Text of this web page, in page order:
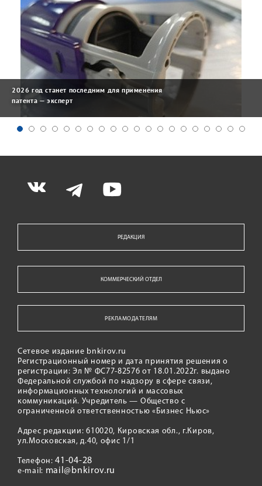
2026 год станет последним для применения
патента — эксперт
РЕДАКЦИЯ
КОММЕРЧЕСКИЙ ОТДЕЛ
РЕКЛАМОДАТЕЛЯМ
Сетевое издание bnkirov.ru
Регистрационный номер и дата принятия решения о
регистрации: Эл № ФС77-82576 от 18.01.2022г. выдано
Федеральной службой по надзору в сфере связи,
информационных технологий и массовых
коммуникаций. Учредитель — Общество с
ограниченной ответственностью «Бизнес Ньюс»
Адрес редакции: 610020, Кировская обл., г.Киров,
ул.Московская, д.40, офис 1/1
Телефон:41-04-28
e-mail: mail@bnkirov.ru